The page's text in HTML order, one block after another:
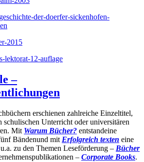
–
erschienen zahlreiche Einzeltitel,
Unterricht oder universitären
Mit Warum Bücher? entstandeine
Bändenund mit Erfolgreich texten eine
zu den Themen Leseförderung – Bücher
– Corporate Books.